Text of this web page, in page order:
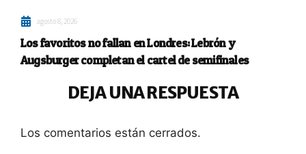
agosto 8, 2026
Los favoritos no fallan en Londres: Lebrón y
Augsburger completan el cartel de semifinales
DEJA UNA RESPUESTA
Los comentarios están cerrados.